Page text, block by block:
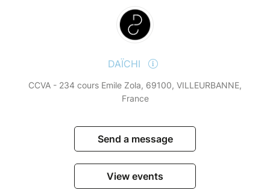
DAÏCHI
CCVA - 234 cours Emile Zola, 69100, VILLEURBANNE,
France
Send a message
View events